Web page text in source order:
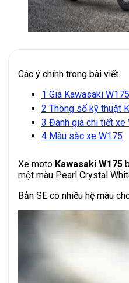
Các ý chính trong bài viết
1 Giá Kawasaki
2 Thông số kỹ thuật
3 Đánh giá chi tiết xe
4 Màu sắc xe W175
Xe moto Kawasaki W175
một màu Pearl Crystal
Bản SE có nhiều hệ màu